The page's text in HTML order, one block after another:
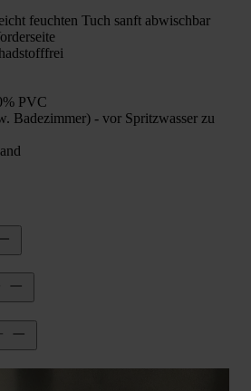
feuchten Tuch sanft abwischbar
PVC
Badezimmer) - vor Spritzwasser zu